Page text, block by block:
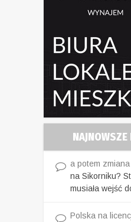
a potem zmiana
na Sikorniku?
musiała wejść
Polska na